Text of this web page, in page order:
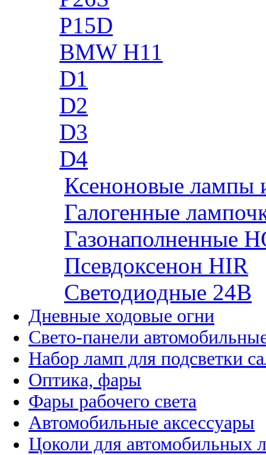
P15D
BMW H11
D1
D2
D3
D4
Ксеноновые лампы
Галогенные
Газонаполненные
Псевдоксенон HIR
Cветодиодные 24B
Дневные ходовые огни
Свето-панели
Набор ламп для подсветки
Оптика, фары
Фары рабочего света
Автомобильные аксессуары
Цоколи для автомобильных